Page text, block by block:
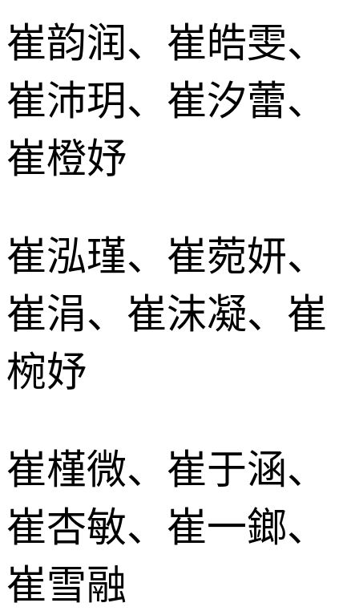
崔韵润、崔皓雯、
崔沛玥、崔汐蕾、
崔橙妤
崔泓瑾、崔菀妍、
崔涓、崔沫凝、崔
椀妤
崔槿微、崔于涵、
崔杏敏、崔一鎯、
崔雪融